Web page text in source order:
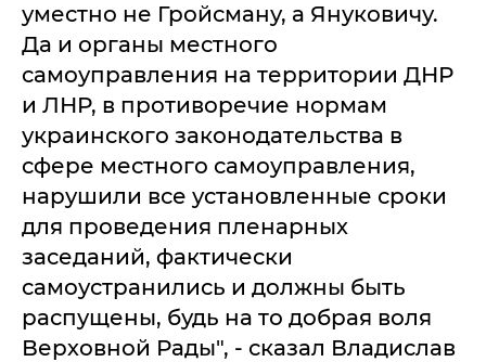
уместно не Гройсману, а Януковичу.
Да и органы местного
самоуправления на территории ДНР
и ЛНР, в противоречие нормам
украинского законодательства в
сфере местного самоуправления,
нарушили все установленные сроки
для проведения пленарных
заседаний, фактически
самоустранились и должны быть
распущены, будь на то добрая воля
Верховной Рады", - сказал Владислав